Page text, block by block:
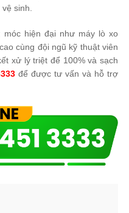
sinh.
hiện đại như máy lò xo
cùng đội ngũ kỹ thuật viên
xử lý triệt để 100% và sạch
để được tư vấn và hỗ trợ